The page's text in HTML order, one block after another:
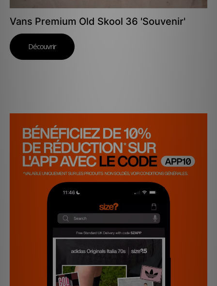
Vans Premium Old Skool 36 'Souvenir'
Découvrir